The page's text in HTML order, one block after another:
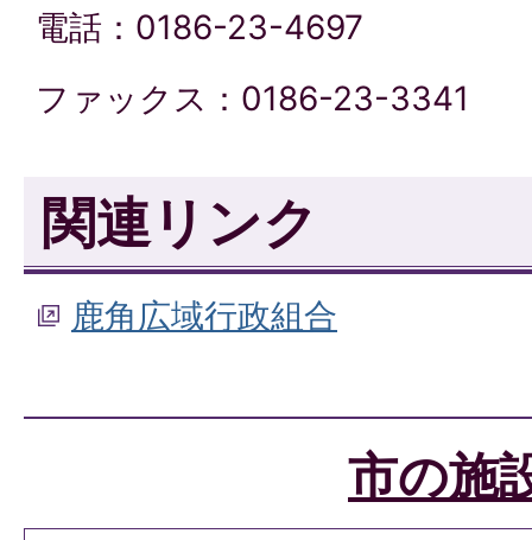
電話：0186-23-4697
ファックス：0186-23-3341
関連リンク
鹿角広域行政組合
市の施